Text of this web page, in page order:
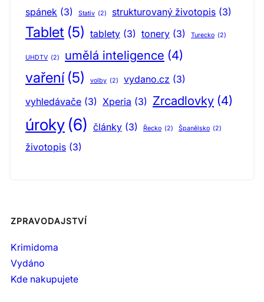
spánek (3) Stativ (2) strukturovaný životopis (3)
Tablet (5) tablety (3) tonery (3) Turecko (2)
UHDTV (2) umělá inteligence (4)
vaření (5) volby (2) vydano.cz (3)
vyhledávače (3) Xperia (3) Zrcadlovky (4)
úroky (6) články (3) Řecko (2) Španělsko (2)
životopis (3)
ZPRAVODAJSTVÍ
Krimidoma
Vydáno
Kde nakupujete